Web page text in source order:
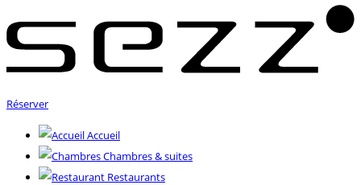
Réserver
Accueil
Chambres & suites
Restaurants